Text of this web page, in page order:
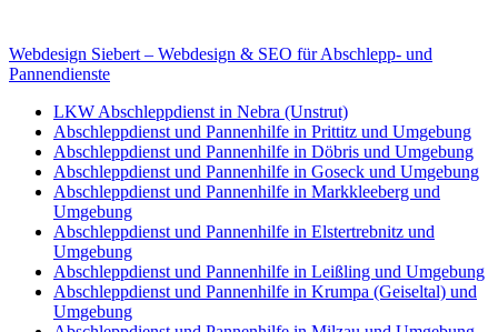
Webdesign Siebert – Webdesign & SEO für Abschlepp- und
Pannendienste
LKW Abschleppdienst in Nebra (Unstrut)
Abschleppdienst und Pannenhilfe in Prittitz und Umgebung
Abschleppdienst und Pannenhilfe in Döbris und Umgebung
Abschleppdienst und Pannenhilfe in Goseck und Umgebung
Abschleppdienst und Pannenhilfe in Markkleeberg und
Umgebung
Abschleppdienst und Pannenhilfe in Elstertrebnitz und
Umgebung
Abschleppdienst und Pannenhilfe in Leißling und Umgebung
Abschleppdienst und Pannenhilfe in Krumpa (Geiseltal) und
Umgebung